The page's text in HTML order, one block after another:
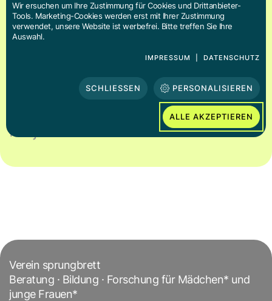
Weil ich von der Bedeutsamkeit von
Mädchen*- und Frauen*räumen und
der wertvollen Arbeit, die bei
sprungbrett geleistet wird,
überzeugt bin, bin ich sehr dankbar
für die Gelegenheit, Teil dieses
Projekts sein zu dürfen.“
Verein sprungbrett
Beratung · Bildung · Forschung für Mädchen* und
junge Frauen*
Wir ersuchen um Ihre Zustimmung für Cookies und Drittanbieter-
Tools. Marketing-Cookies werden erst mit Ihrer Zustimmung
verwendet, unsere Website ist werbefrei. Bitte treffen Sie Ihre
Auswahl.
IMPRESSUM DATENSCHUTZ
SCHLIESSEN PERSONALISIEREN
ALLE AKZEPTIEREN